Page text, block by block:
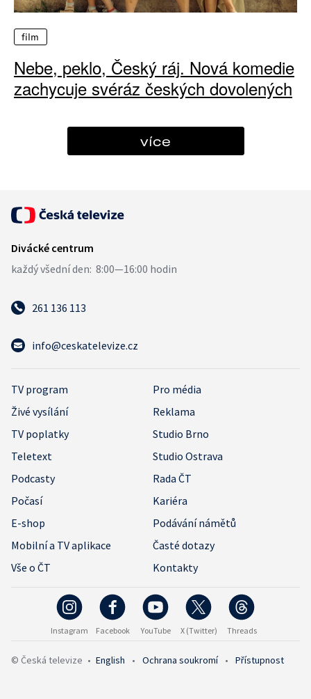
film
Nebe, peklo, Český ráj. Nová komedie
zachycuje svéráz českých dovolených
více
261 136 113
info@ceskatelevize.cz
TV program
Pro média
Živé vysílání
Reklama
TV poplatky
Studio Brno
Teletext
Studio Ostrava
Podcasty
Rada ČT
Počasí
Kariéra
E-shop
Podávání námětů
Mobilní a TV aplikace
Časté dotazy
Vše o ČT
Kontakty
Instagram Facebook YouTube X (Twitter) Threads
© Česká televize • English • Ochrana soukromí • Přístupnost